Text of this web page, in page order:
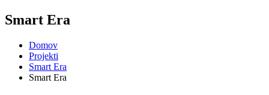
Smart Era
Domov
Projekti
Smart Era
Smart Era